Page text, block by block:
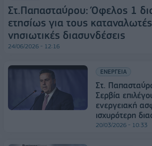
Στ.Παπασταύρου: Όφελος 1
ετησίως για τους
νησιωτικές διασυνδέσεις
24/06/2026 - 12:16
ΕΝΕΡΓΕΙΑ
Στ.
Σερβία
ενεργειακή
ισχυρότερη
20/03/2026 - 10:33